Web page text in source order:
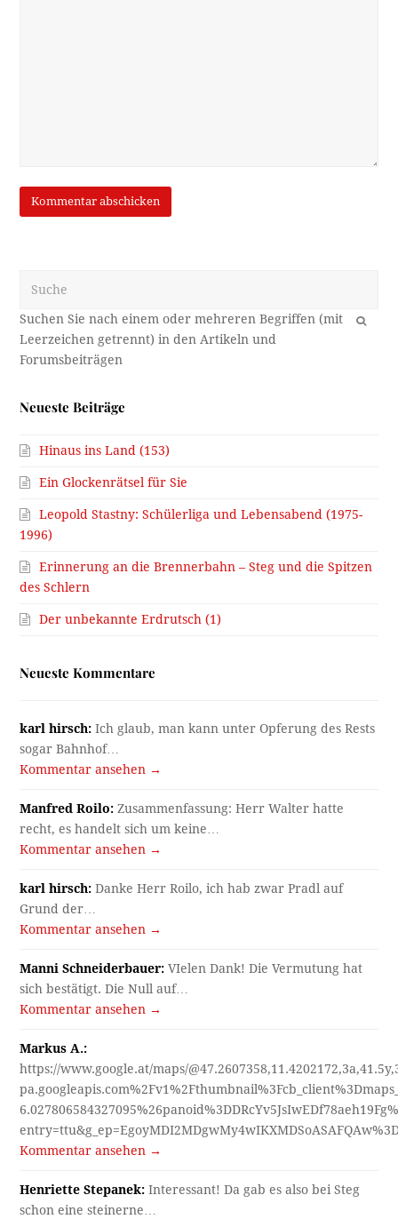
OK
Neueste Beiträge
Hinaus ins Land (153)
Ein Glockenrätsel für Sie
Leopold Stastny: Schülerliga und Lebensabend (1975-
1996)
Erinnerung an die Brennerbahn – Steg und die Spitzen
des Schlern
Der unbekannte Erdrutsch (1)
Neueste Kommentare
karl hirsch: Ich glaub, man kann unter Opferung des Rests
sogar Bahnhof…
Kommentar ansehen →
Manfred Roilo: Zusammenfassung: Herr Walter hatte
recht, es handelt sich um keine…
Kommentar ansehen →
karl hirsch: Danke Herr Roilo, ich hab zwar Pradl auf
Grund der…
Kommentar ansehen →
Manni Schneiderbauer: VIelen Dank! Die Vermutung hat
sich bestätigt. Die Null auf…
Kommentar ansehen →
Markus A.:
https://www.google.at/maps/
Kommentar ansehen →
Henriette Stepanek: Interessant! Da gab es also bei Steg
schon eine steinerne…